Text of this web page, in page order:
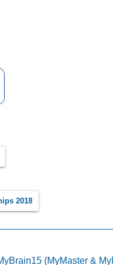
2018
(MyMaster &